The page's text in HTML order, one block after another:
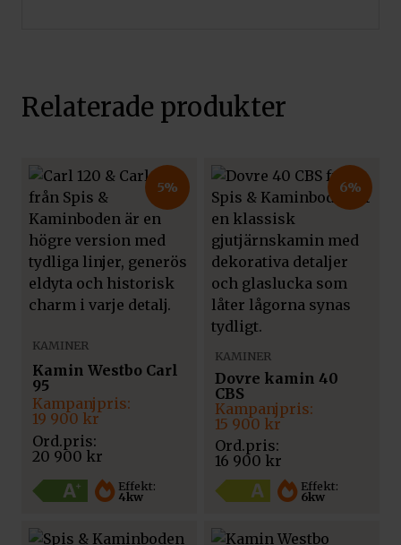
Relaterade produkter
5%
Effekt:
4kw
KAMINER
Kamin Westbo Carl
95
20 900 kr
Det
ursprungliga
priset
var:
20
900 kr.
19 900 kr
Det
nuvarande
priset
är:
19
900 kr.
6%
Effekt:
6kw
KAMINER
Dovre kamin 40
CBS
16 900 kr
Det
ursprungliga
priset
var:
16
900 kr.
15 900 kr
Det
nuvarande
priset
är:
15
900 kr.